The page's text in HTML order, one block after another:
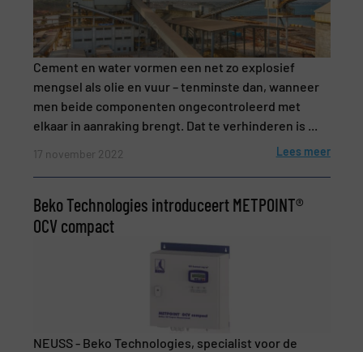
Telefoonnummer
Onderwerp (Vereist)
Bericht (Vereist)
Cement en water vormen een net zo explosief
mengsel als olie en vuur – tenminste dan, wanneer
men beide componenten ongecontroleerd met
elkaar in aanraking brengt. Dat te verhinderen is ...
17 november 2022 Lees meer
Beko Technologies introduceert METPOINT®
OCV compact
NEUSS - Beko Technologies, specialist voor de